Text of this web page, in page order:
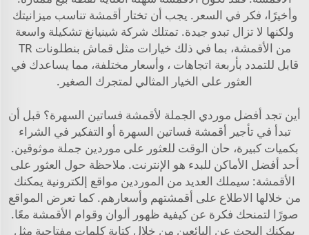
وأخيرًا، فكر في السعر. يجب أن تختار أقمشة تناسب ميزانيتك
ولكنها لا تزال تبدو جيدة. تمتلك شركة شينيانغ تشكيلة واسعة
من الأقمشة، بما في ذلك خيارات مثل
قماش بنطلونات TR
قابل للتمدد بأربعة اتجاهات ، وأسعار مختلفة، مما يساعدك في
العثور على الخيار المثالي لمتجرك الصغير.
أين تجد أفضل موردي الجملة لأقمشة فساتين السهرة؟ قبل أن
تبدأ في تأجير أقمشة فساتين السهرة أو التفكير في الشراء
بكميات كبيرة، حان الوقت للعثور على موردين جملة موثوقين.
أحد أفضل الأماكن للبدء هو الإنترنت. ملاحظة حول العثور على
الأقمشة: سيملك العديد من الموردين مواقع إلكترونية يمكنك
من خلالها الاطلاع على أقمشتهم وأسعارهم. كما تعرض المواقع
صورًا لتمنحك فكرة عن كيفية ظهور ألوان وقوام الأقمشة معًا.
يمكنك البحث عن البائعين من خلال كتابة كلمات مفتاحية مثل